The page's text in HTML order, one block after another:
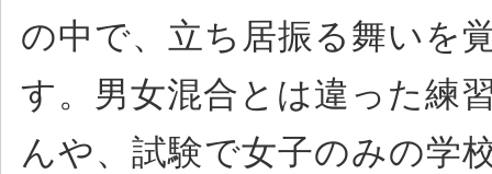
の中で、立ち居振る舞いを
す。男女混合とは違った練
んや、試験で女子のみの学